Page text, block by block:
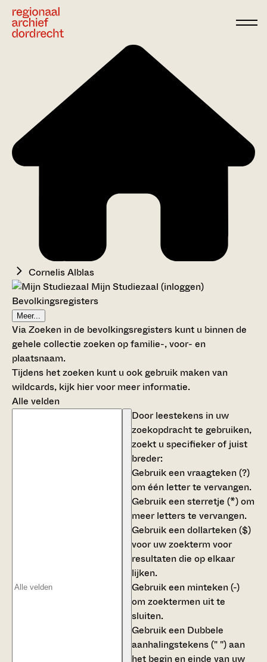
Cornelis Alblas
Mijn Studiezaal (inloggen)
Bevolkingsregisters
Meer...
Via Zoeken in de bevolkingsregisters kunt u binnen de
gehele collectie zoeken op familie-, voor- en
plaatsnaam.
Tijdens het zoeken kunt u ook gebruik maken van
wildcards, kijk hier voor meer informatie.
Alle velden
Door leestekens in uw
zoekopdracht te gebruiken,
zoekt u specifieker of juist
breder:
Gebruik eenvraagteken (?)
om één letter te vervangen.
Gebruik eensterretje (*)om
meer letters te vervangen.
Gebruik eendollarteken ($)
voor uw zoekterm voor
resultaten die op elkaar
lijken.
Gebruik een minteken (-)
om zoektermen uit te
sluiten.
Gebruik een Dubbele
aanhalingstekens (" ")aan
het begin en einde van uw